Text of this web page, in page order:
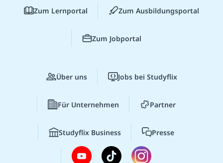
Zum Lernportal Zum Ausbildungsportal
Zum Jobportal
Über uns Jobs bei Studyflix
Für Unternehmen Partner
Studyflix Business Presse